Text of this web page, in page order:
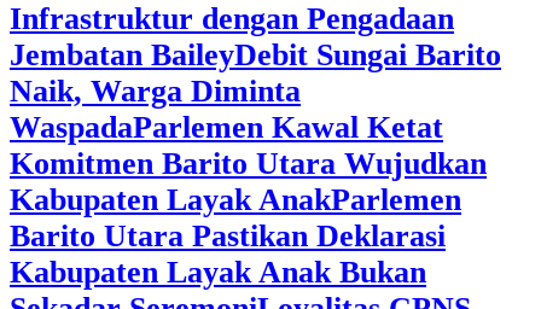
Infrastruktur dengan Pengadaan
Jembatan BaileyDebit Sungai Barito
Naik, Warga Diminta
WaspadaParlemen Kawal Ketat
Komitmen Barito Utara Wujudkan
Kabupaten Layak AnakParlemen
Barito Utara Pastikan Deklarasi
Kabupaten Layak Anak Bukan